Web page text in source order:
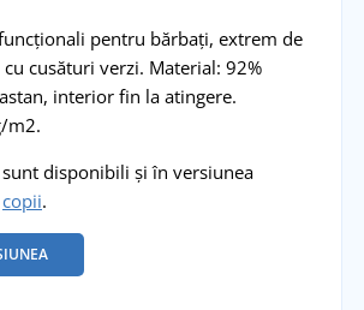
pentru bărbați, extrem de
cusături verzi. Material: 92%
interior fin la atingere.
m2.
disponibili și în versiunea
copii.